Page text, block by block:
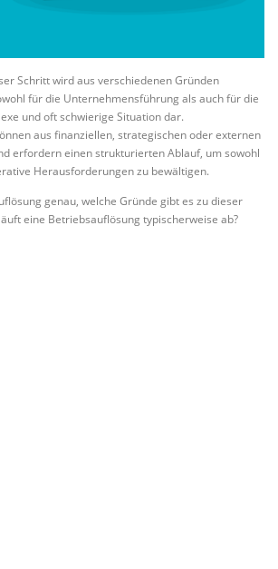
Schritt wird aus verschiedenen Gründen
für die Unternehmensführung als auch für die
und oft schwierige Situation dar.
aus finanziellen, strategischen oder externen
erfordern einen strukturierten Ablauf, um sowohl
Herausforderungen zu bewältigen.
genau, welche Gründe gibt es zu dieser
eine Betriebsauflösung typischerweise ab?